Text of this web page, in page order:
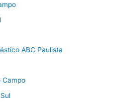
ABC Paulista
Campo